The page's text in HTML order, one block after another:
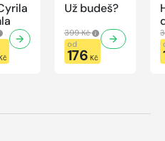
Už budeš?
399 Kč
od
176 Kč